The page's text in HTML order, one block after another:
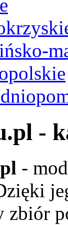
-
-
zbiór